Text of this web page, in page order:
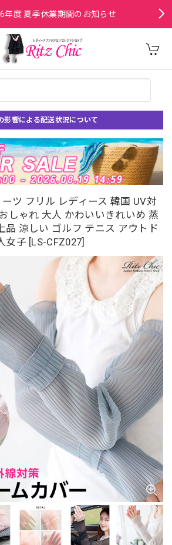
年度 夏季休業期間のお知らせ
影響による配送状況について
ツ フリル レディース 韓国 UV対
しゃれ 大人 かわいいきれいめ 蒸
品 涼しい ゴルフ テニス アウトド
女子 [LS-CFZ027]